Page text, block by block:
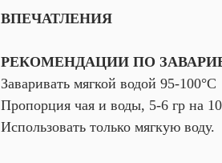
ВПЕЧАТЛЕНИЯ
РЕКОМЕНДАЦИИ ПО
Заваривать мягкой водой 95-100°С
Пропорция чая и воды, 5-6 гр на
Использовать только мягкую воду.